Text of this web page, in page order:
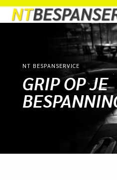
NT BESPANSERVICE
GRIP OP JE